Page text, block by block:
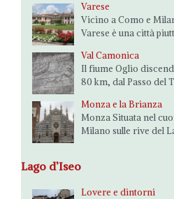
Varese
Vicino a Como e
Varese è una città
Val Camonica
Il fiume Oglio
80 km, dal Passo del
Monza e la Brianza
Monza Situata nel
Milano sulle rive del
Lago d’Iseo
Lovere e dintorni